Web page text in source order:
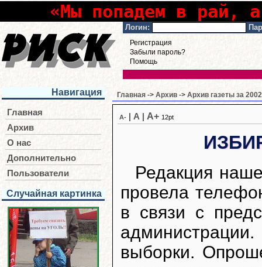
«Мы попадем в рай,
Логин:
Регистрация
Забыли пароль?
Помощь
Навигация
Главная
Архив
О нас
Дополнительно
Пользователи
Случайная картинка
Главная -> Архив -> Архив газеты за
A- A A+ 12pt
Редакция
провела
в связи с
выборки.